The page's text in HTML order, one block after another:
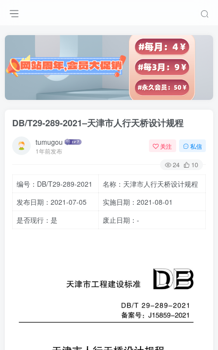
DB/T29-289-2021–天津市人行天桥设计规程
tumugou
1年前发布
关注 私信
24 10
编号：DB/T29-289-2021
名称：天津市人行天桥设计规程
发布日期：2021-07-05
实施日期：2021-08-01
是否现行：是
废止日期：-